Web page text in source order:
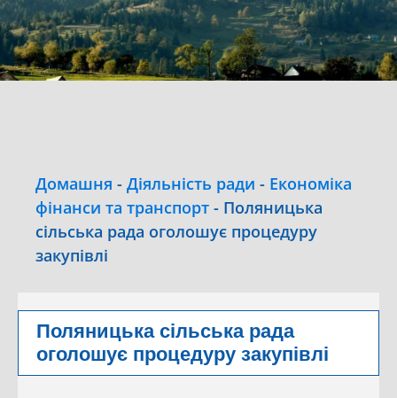
Домашня - Діяльність ради - Економіка
фінанси та транспорт - Поляницька
сільська рада оголошує процедуру
закупівлі
Поляницька сільська рада
оголошує процедуру закупівлі